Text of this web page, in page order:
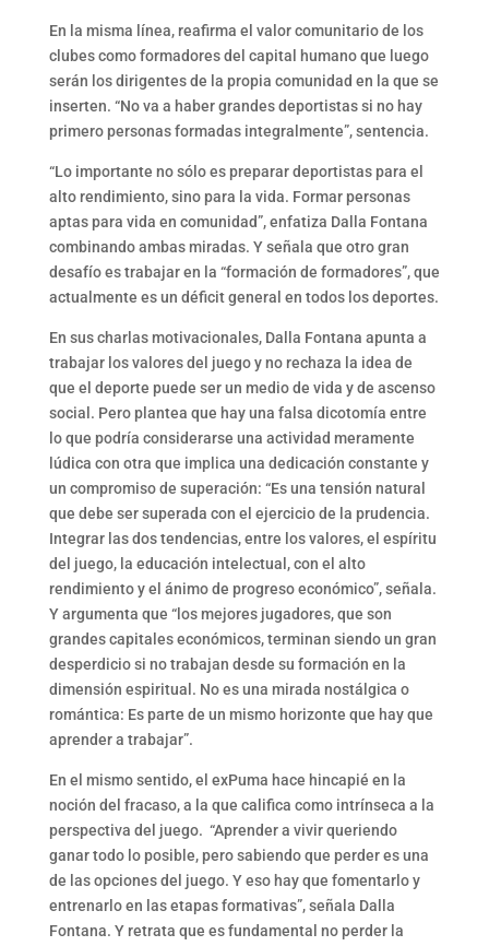
En la misma línea, reafirma el valor comunitario de los
clubes como formadores del capital humano que luego
serán los dirigentes de la propia comunidad en la que se
inserten. “No va a haber grandes deportistas si no hay
primero personas formadas integralmente”, sentencia.
“Lo importante no sólo es preparar deportistas para el
alto rendimiento, sino para la vida. Formar personas
aptas para vida en comunidad”, enfatiza Dalla Fontana
combinando ambas miradas. Y señala que otro gran
desafío es trabajar en la “formación de formadores”, que
actualmente es un déficit general en todos los deportes.
En sus charlas motivacionales, Dalla Fontana apunta a
trabajar los valores del juego y no rechaza la idea de
que el deporte puede ser un medio de vida y de ascenso
social. Pero plantea que hay una falsa dicotomía entre
lo que podría considerarse una actividad meramente
lúdica con otra que implica una dedicación constante y
un compromiso de superación: “Es una tensión natural
que debe ser superada con el ejercicio de la prudencia.
Integrar las dos tendencias, entre los valores, el espíritu
del juego, la educación intelectual, con el alto
rendimiento y el ánimo de progreso económico”, señala.
Y argumenta que “los mejores jugadores, que son
grandes capitales económicos, terminan siendo un gran
desperdicio si no trabajan desde su formación en la
dimensión espiritual. No es una mirada nostálgica o
romántica: Es parte de un mismo horizonte que hay que
aprender a trabajar”.
En el mismo sentido, el exPuma hace hincapié en la
noción del fracaso, a la que califica como intrínseca a la
perspectiva del juego. “Aprender a vivir queriendo
ganar todo lo posible, pero sabiendo que perder es una
de las opciones del juego. Y eso hay que fomentarlo y
entrenarlo en las etapas formativas”, señala Dalla
Fontana. Y retrata que es fundamental no perder la